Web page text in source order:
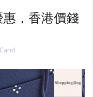
惠，香港價錢
Carol